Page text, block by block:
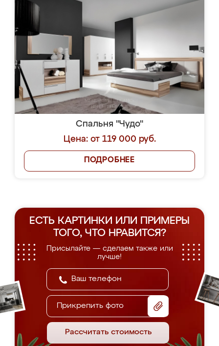
Спальня "Чудо"
Цена: от 119 000 руб.
ПОДРОБНЕЕ
ЕСТЬ КАРТИНКИ ИЛИ ПРИМЕРЫ
ТОГО, ЧТО НРАВИТСЯ?
Присылайте — сделаем также или
лучше!
Прикрепить фото
Рассчитать стоимость